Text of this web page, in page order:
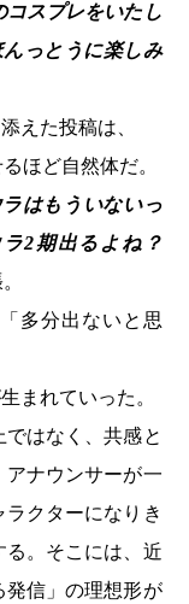
スプレをいたし
っとうに楽しみ
えた投稿は、
ほど自然体だ。
ラはもういないっ
2期出るよね？
多分出ないと思
まれていった。
はなく、共感と
ナウンサーが一
クターになりき
る。そこには、近
信」の理想形が